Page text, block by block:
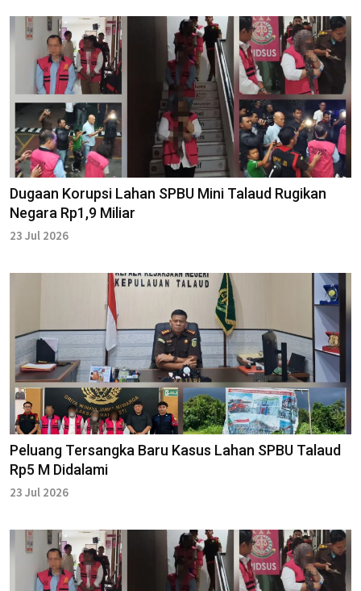
Dugaan Korupsi Lahan SPBU Mini Talaud Rugikan
Negara Rp1,9 Miliar
23 Jul 2026
Peluang Tersangka Baru Kasus Lahan SPBU Talaud
Rp5 M Didalami
23 Jul 2026